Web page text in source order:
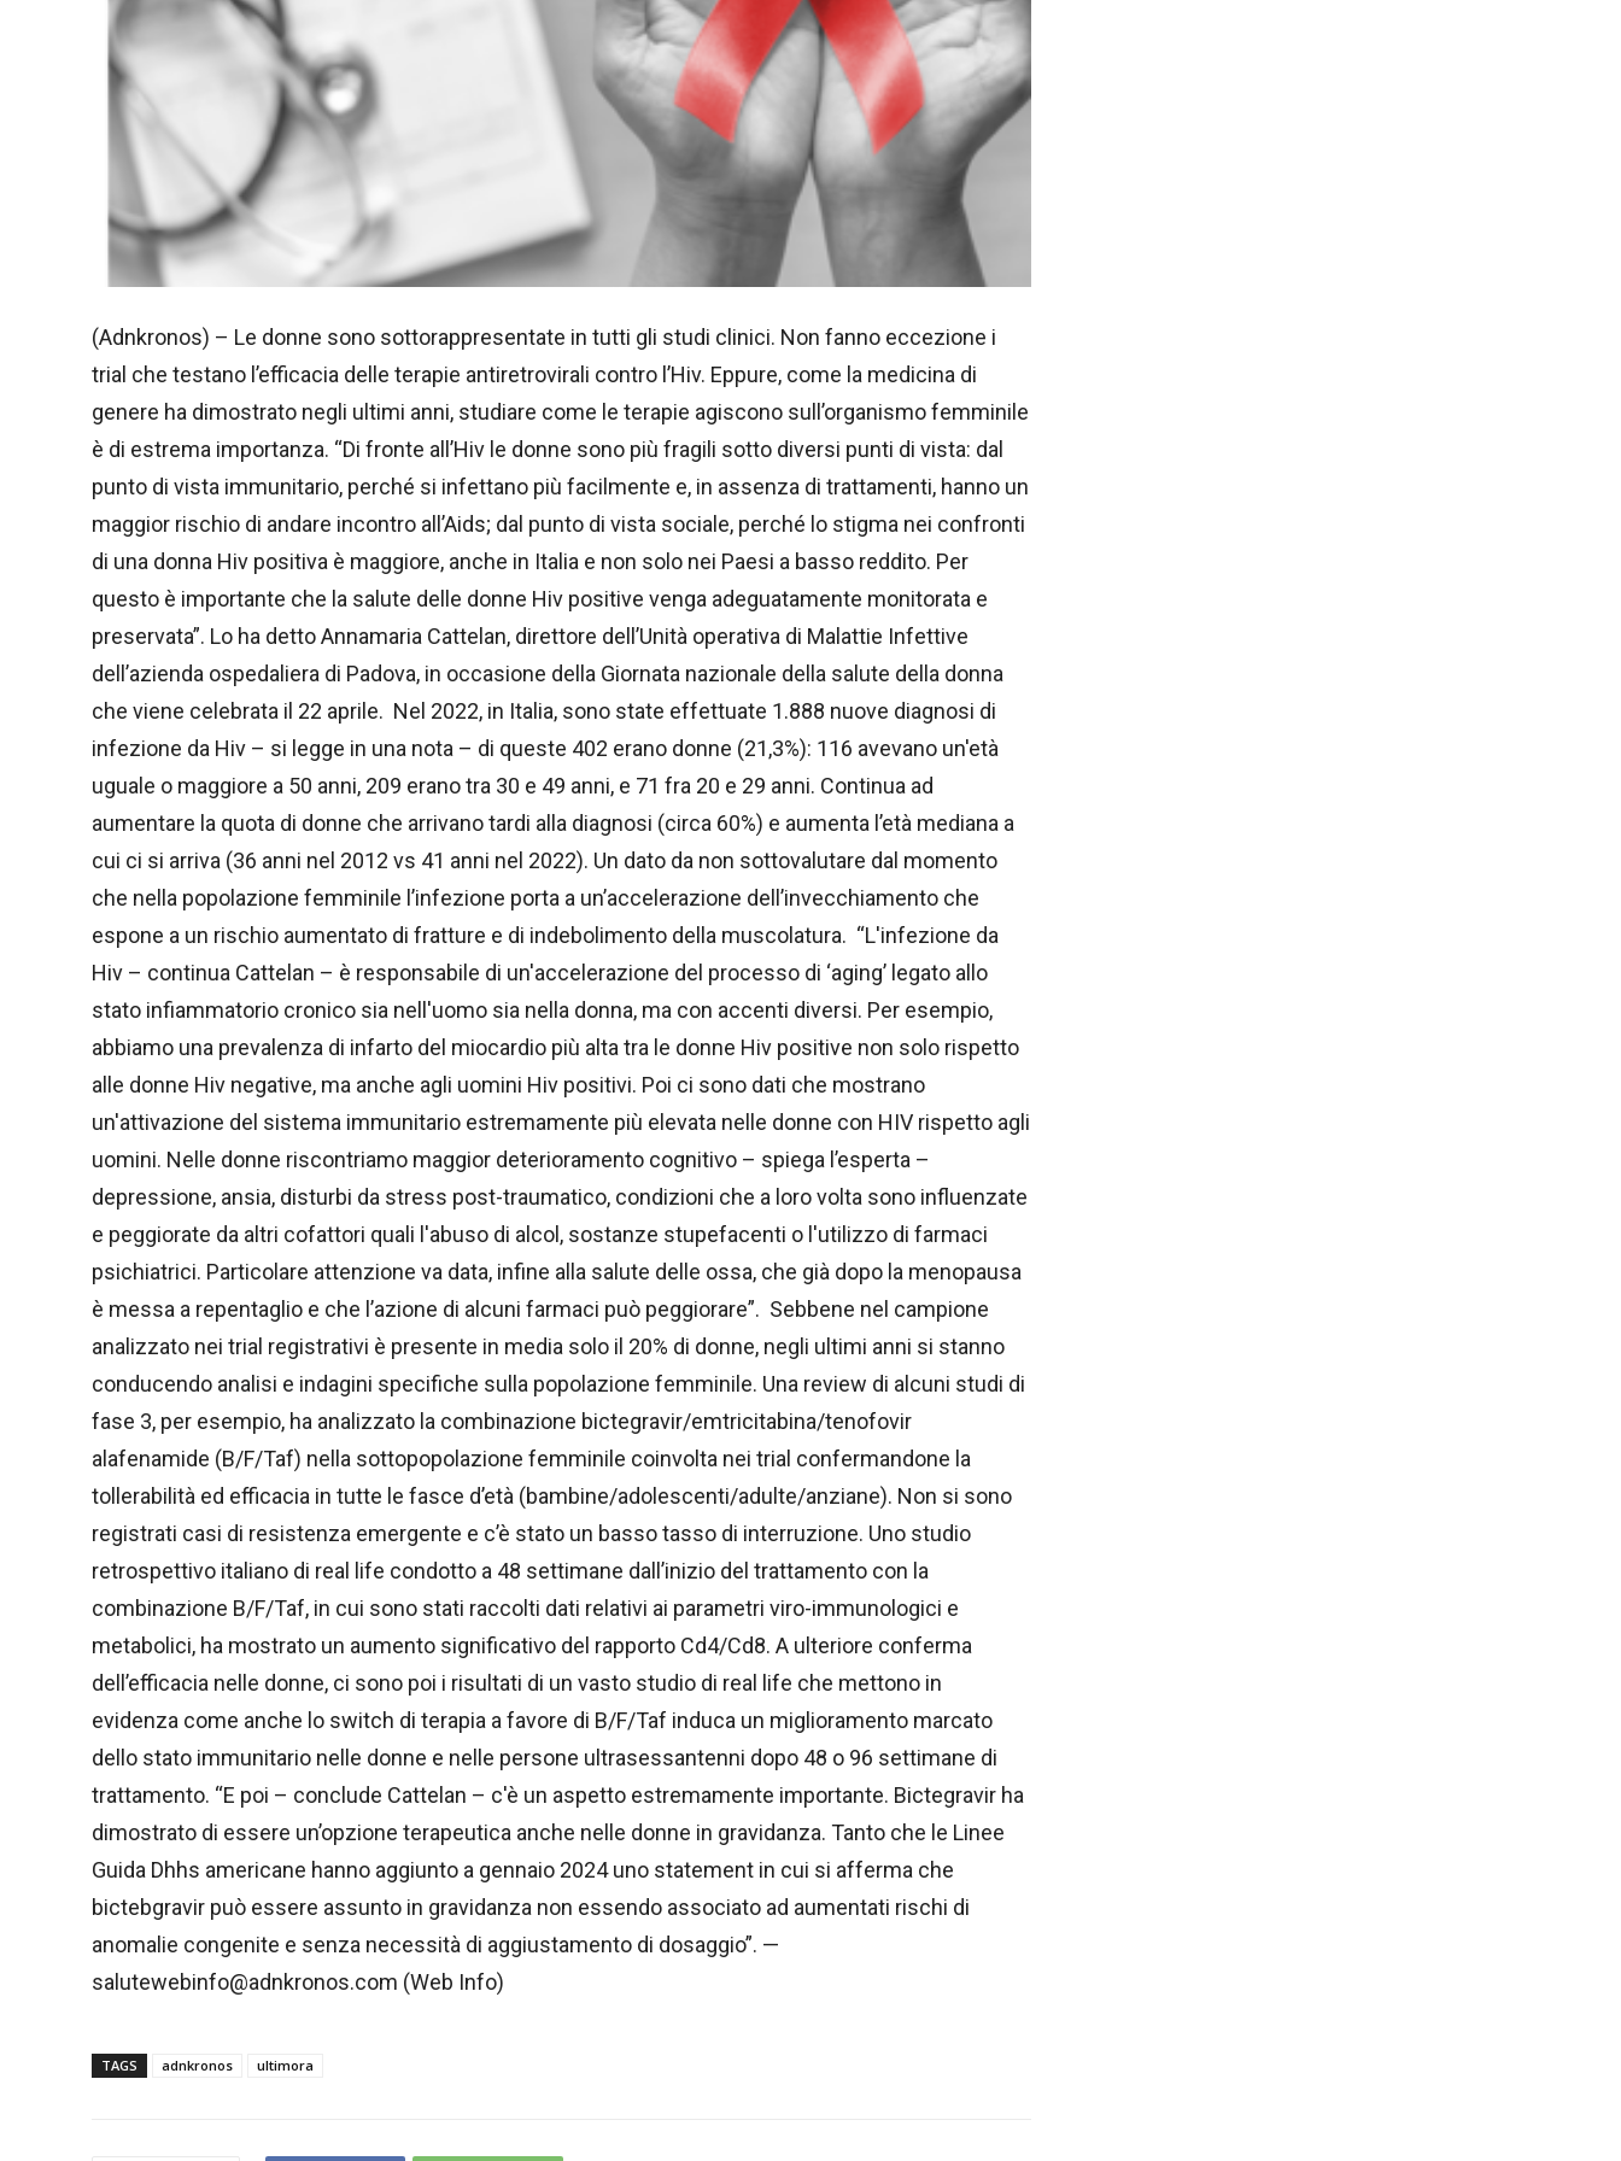
(Adnkronos) – Le donne sono sottorappresentate in tutti gli studi clinici. Non fanno eccezione i
trial che testano l’efficacia delle terapie antiretrovirali contro l’Hiv. Eppure, come la medicina di
genere ha dimostrato negli ultimi anni, studiare come le terapie agiscono sull’organismo femminile
è di estrema importanza. “Di fronte all’Hiv le donne sono più fragili sotto diversi punti di vista: dal
punto di vista immunitario, perché si infettano più facilmente e, in assenza di trattamenti, hanno un
maggior rischio di andare incontro all’Aids; dal punto di vista sociale, perché lo stigma nei confronti
di una donna Hiv positiva è maggiore, anche in Italia e non solo nei Paesi a basso reddito. Per
questo è importante che la salute delle donne Hiv positive venga adeguatamente monitorata e
preservata”. Lo ha detto Annamaria Cattelan, direttore dell’Unità operativa di Malattie Infettive
dell’azienda ospedaliera di Padova, in occasione della Giornata nazionale della salute della donna
che viene celebrata il 22 aprile. Nel 2022, in Italia, sono state effettuate 1.888 nuove diagnosi di
infezione da Hiv – si legge in una nota – di queste 402 erano donne (21,3%): 116 avevano un'età
uguale o maggiore a 50 anni, 209 erano tra 30 e 49 anni, e 71 fra 20 e 29 anni. Continua ad
aumentare la quota di donne che arrivano tardi alla diagnosi (circa 60%) e aumenta l’età mediana a
cui ci si arriva (36 anni nel 2012 vs 41 anni nel 2022). Un dato da non sottovalutare dal momento
che nella popolazione femminile l’infezione porta a un’accelerazione dell’invecchiamento che
espone a un rischio aumentato di fratture e di indebolimento della muscolatura. “L'infezione da
Hiv – continua Cattelan – è responsabile di un'accelerazione del processo di ‘aging’ legato allo
stato infiammatorio cronico sia nell'uomo sia nella donna, ma con accenti diversi. Per esempio,
abbiamo una prevalenza di infarto del miocardio più alta tra le donne Hiv positive non solo rispetto
alle donne Hiv negative, ma anche agli uomini Hiv positivi. Poi ci sono dati che mostrano
un'attivazione del sistema immunitario estremamente più elevata nelle donne con HIV rispetto agli
uomini. Nelle donne riscontriamo maggior deterioramento cognitivo – spiega l’esperta –
depressione, ansia, disturbi da stress post-traumatico, condizioni che a loro volta sono influenzate
e peggiorate da altri cofattori quali l'abuso di alcol, sostanze stupefacenti o l'utilizzo di farmaci
psichiatrici. Particolare attenzione va data, infine alla salute delle ossa, che già dopo la menopausa
è messa a repentaglio e che l’azione di alcuni farmaci può peggiorare”. Sebbene nel campione
analizzato nei trial registrativi è presente in media solo il 20% di donne, negli ultimi anni si stanno
conducendo analisi e indagini specifiche sulla popolazione femminile. Una review di alcuni studi di
fase 3, per esempio, ha analizzato la combinazione bictegravir/emtricitabina/tenofovir
alafenamide (B/F/Taf) nella sottopopolazione femminile coinvolta nei trial confermandone la
tollerabilità ed efficacia in tutte le fasce d’età (bambine/adolescenti/adulte/anziane). Non si sono
registrati casi di resistenza emergente e c’è stato un basso tasso di interruzione. Uno studio
retrospettivo italiano di real life condotto a 48 settimane dall’inizio del trattamento con la
combinazione B/F/Taf, in cui sono stati raccolti dati relativi ai parametri viro-immunologici e
metabolici, ha mostrato un aumento significativo del rapporto Cd4/Cd8. A ulteriore conferma
dell’efficacia nelle donne, ci sono poi i risultati di un vasto studio di real life che mettono in
evidenza come anche lo switch di terapia a favore di B/F/Taf induca un miglioramento marcato
dello stato immunitario nelle donne e nelle persone ultrasessantenni dopo 48 o 96 settimane di
trattamento. “E poi – conclude Cattelan – c'è un aspetto estremamente importante. Bictegravir ha
dimostrato di essere un’opzione terapeutica anche nelle donne in gravidanza. Tanto che le Linee
Guida Dhhs americane hanno aggiunto a gennaio 2024 uno statement in cui si afferma che
bictebgravir può essere assunto in gravidanza non essendo associato ad aumentati rischi di
anomalie congenite e senza necessità di aggiustamento di dosaggio”. —
salutewebinfo@adnkronos.com (Web Info)
TAGS adnkronos ultimora